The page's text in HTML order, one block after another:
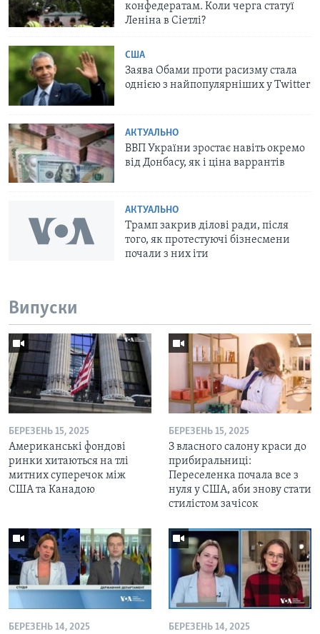
конфедератам. Коли черга статуї
Леніна в Сіетлі?
США
Заява Обами проти расизму стала
однією з найпопулярніших у Twitter
АКТУАЛЬНО
ВВП України зростає навіть окремо
від Донбасу, як і ціна варрантів
АКТУАЛЬНО
Трамп закрив ділові ради, після
того, як протестуючі бізнесмени
почали з них іти
Випуски
БЕРЕЗЕНЬ 15, 2025
Американські фондові
ринки хитаються на тлі
митних суперечок між
США та Канадою
БЕРЕЗЕНЬ 15, 2025
З власного салону краси до
прибиральниці:
Переселенка почала все з
нуля у США, аби знову стати
стилістом зачісок
БЕРЕЗЕНЬ 14, 2025 БЕРЕЗЕНЬ 14, 2025